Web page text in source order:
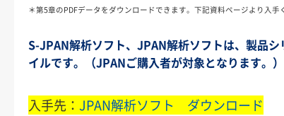
＊第5章のPDFデータをダウンロードできます。下記資料ページより入手
S-JPAN解析ソフト、JPAN解析ソフトは、製品
イルです。（JPANご購入者が対象となります。）
入手先： JPAN解析ソフト ダウンロード